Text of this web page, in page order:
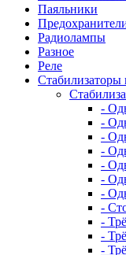
Паяльники
Радиолампы
Разное
Реле
Стабилизаторы
-
-
-
-
-
-
-
-
-
-
-